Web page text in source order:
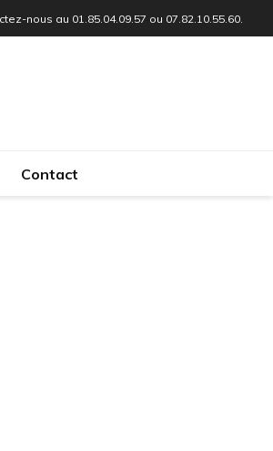
nous au 01.85.04.09.57 ou 07.82.10.55.60.
Contact